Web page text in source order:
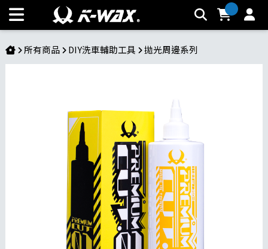
絕對切削01拋光劑 | K-WAX台灣汽車美容材料
所有商品 DIY洗車輔助工具 拋光周邊系列